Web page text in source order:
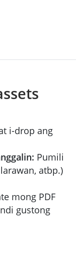
i-drop ang
Pumili
atbp.)
mong PDF
gustong